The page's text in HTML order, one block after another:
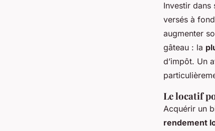
Investir dans
versés à
augmenter
gâteau : la
d’impôt. Un
Le locatif
Acquérir un
rendement